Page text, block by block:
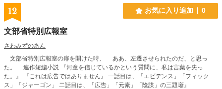
12 お気に入り追加 0
文部省特別広報室
さわみずのあん
文部省特別広報室の扉を開けた時、 ああ、左遷させられたのだ、と思っ
た。 連作短編小説 『河童を信じているかという質問に、私は言葉を失っ
た。』 『これは広告ではありません』 一話目は、「エビデンス」「フィック
ス」「ジャーゴン」 二話目は、「広告」「元素」「陰謀」の三題噺』